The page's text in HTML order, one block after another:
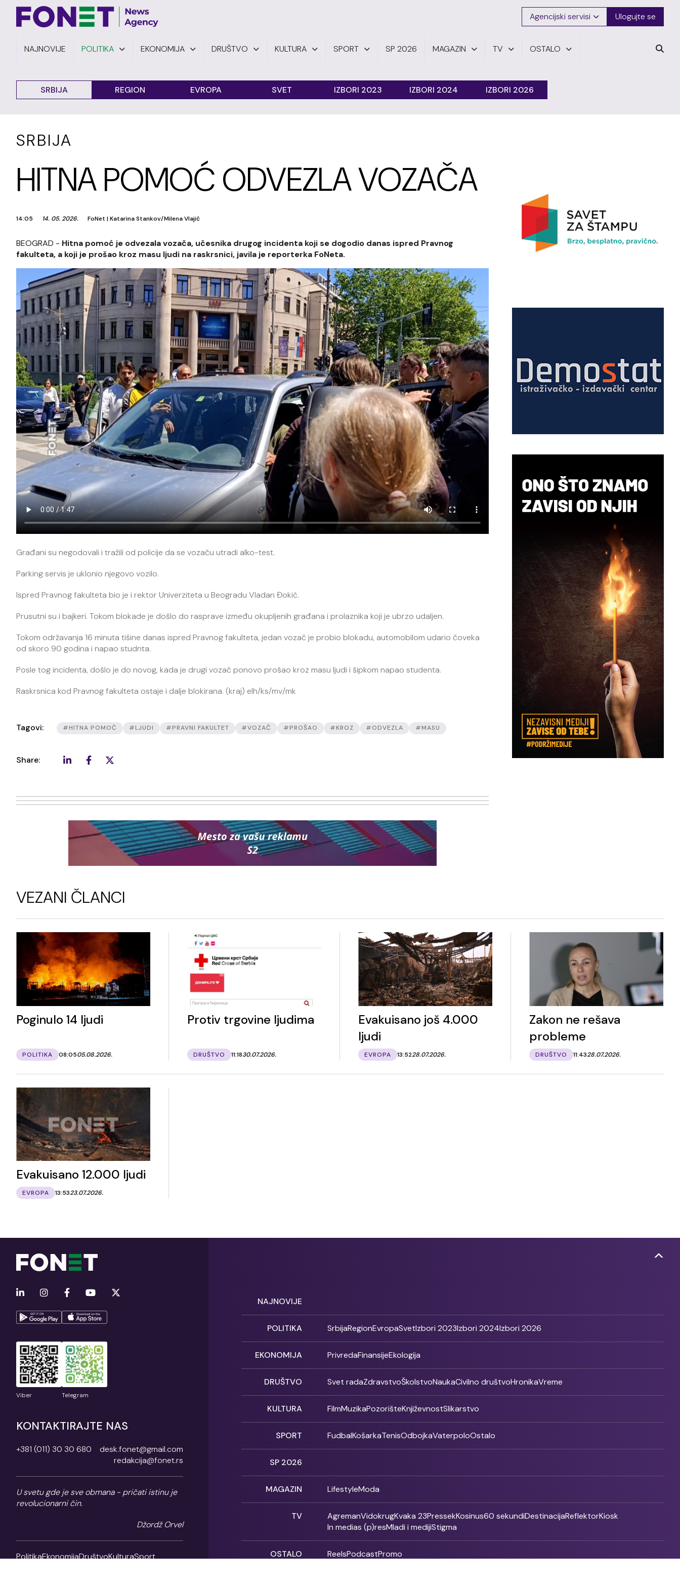
Agencijski servisi Ulogujte se
NAJNOVIJE POLITIKA EKONOMIJA DRUŠTVO KULTURA SPORT SP 2026 MAGAZIN TV OSTALO
SRBIJA REGION EVROPA SVET IZBORI 2023 IZBORI 2024 IZBORI 2026
SRBIJA
HITNA POMOĆ ODVEZLA VOZAČA
14:05 14. 05. 2026. FoNet |Katarina Stankov/Milena Vlajić
BEOGRAD - Hitna pomoć je odvezala vozača, učesnika drugog incidenta koji se dogodio danas ispred Pravnog
fakulteta, a koji je prošao kroz masu ljudi na raskrsnici, javila je reporterka FoNeta.
Građani su negodovali i tražili od policije da se vozaču utradi alko-test.
Parking servis je uklonio njegovo vozilo.
Ispred Pravnog fakulteta bio je i rektor Univerziteta u Beogradu Vladan Đokić.
Prusutni su i bajkeri. Tokom blokade je došlo do rasprave između okupljenih građana i prolaznika koji je ubrzo udaljen.
Tokom održavanja 16 minuta tišine danas ispred Pravnog fakulteta, jedan vozač je probio blokadu, automobilom udario čoveka
od skoro 90 godina i napao studnta.
Posle tog incidenta, došlo je do novog, kada je drugi vozač ponovo prošao kroz masu ljudi i šipkom napao studenta.
Raskrsnica kod Pravnog fakulteta ostaje i dalje blokirana. (kraj) elh/ks/mv/mk
Tagovi: #HITNA POMOĆ #LJUDI #PRAVNI FAKULTET #VOZAČ #PROŠAO #KROZ #ODVEZLA #MASU
Share:
VEZANI ČLANCI
Poginulo 14 ljudi
POLITIKA 08:0505.08.2026.
Protiv trgovine ljudima
DRUŠTVO 11:1830.07.2026.
Evakuisano još 4.000
ljudi
EVROPA 13:5228.07.2026.
Zakon ne rešava
probleme
DRUŠTVO 11:4328.07.2026.
Evakuisano 12.000 ljudi
EVROPA 13:5323.07.2026.
Viber Telegram
KONTAKTIRAJTE NAS
+381 (011) 30 30 680
desk.fonet@gmail.com
redakcija@fonet.rs
U svetu gde je sve obmana - pričati istinu je
revolucionarni čin.
Džordž Orvel
PolitikaEkonomijaDruštvoKulturaSport
NAJNOVIJE
POLITIKA SrbijaRegionEvropaSvetIzbori 2023Izbori 2024Izbori 2026
EKONOMIJA PrivredaFinansijeEkologija
DRUŠTVO Svet radaZdravstvoŠkolstvoNaukaCivilno društvoHronikaVreme
KULTURA FilmMuzikaPozorišteKnjiževnostSlikarstvo
SPORT FudbalKošarkaTenisOdbojkaVaterpoloOstalo
SP 2026
MAGAZIN LifestyleModa
TV AgremanVidokrugKvaka 23PressekKosinus60 sekundiDestinacijaReflektorKiosk
In medias (p)resMladi i medijiStigma
OSTALO ReelsPodcastPromo